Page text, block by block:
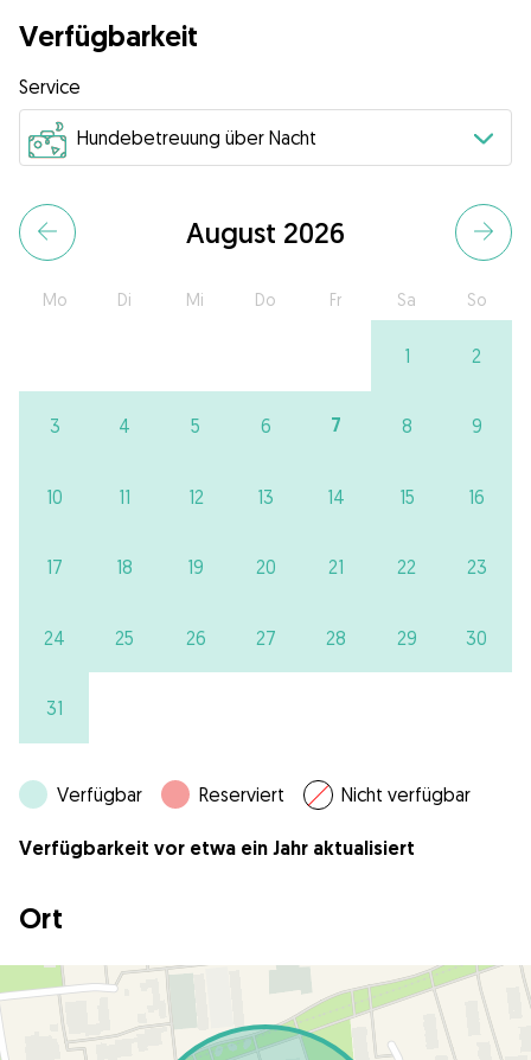
Verfügbarkeit
Service
August 2026
Mo Di Mi Do Fr Sa So
1 2
3 4 5 6 7 8 9
10 11 12 13 14 15 16
17 18 19 20 21 22 23
24 25 26 27 28 29 30
31
Verfügbar Reserviert Nicht verfügbar
Verfügbarkeit vor etwa ein Jahr aktualisiert
Ort